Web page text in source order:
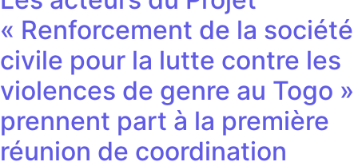
« Renforcement de la société
civile pour la lutte contre les
violences de genre au Togo »
prennent part à la première
réunion de coordination